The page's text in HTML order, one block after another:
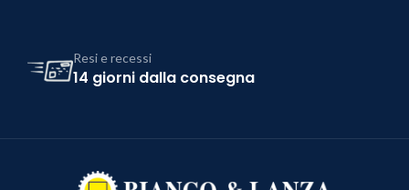
Resi e recessi
14 giorni dalla consegna